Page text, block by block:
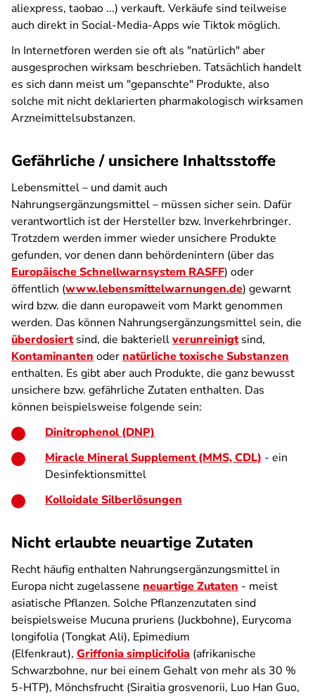
aliexpress, taobao ...) verkauft. Verkäufe sind teilweise
auch direkt in Social-Media-Apps wie Tiktok möglich.
In Internetforen werden sie oft als "natürlich" aber
ausgesprochen wirksam beschrieben. Tatsächlich handelt
es sich dann meist um "gepanschte" Produkte, also
solche mit nicht deklarierten pharmakologisch wirksamen
Arzneimittelsubstanzen.
Gefährliche / unsichere Inhaltsstoffe
Lebensmittel – und damit auch
Nahrungsergänzungsmittel – müssen sicher sein. Dafür
verantwortlich ist der Hersteller bzw. Inverkehrbringer.
Trotzdem werden immer wieder unsichere Produkte
gefunden, vor denen dann behördenintern (über das
Europäische Schnellwarnsystem RASFF) oder
öffentlich (www.lebensmittelwarnungen.de) gewarnt
wird bzw. die dann europaweit vom Markt genommen
werden. Das können Nahrungsergänzungsmittel sein, die
überdosiertsind, die bakteriellverunreinigtsind,
Kontaminanten oder natürliche toxische Substanzen
enthalten. Es gibt aber auch Produkte, die ganz bewusst
unsichere bzw. gefährliche Zutaten enthalten. Das
können beispielsweise folgende sein:
Dinitrophenol (DNP)
Miracle Mineral Supplement (MMS, CDL) - ein
Desinfektionsmittel
Kolloidale Silberlösungen
Nicht erlaubte neuartige Zutaten
Recht häufig enthalten Nahrungsergänzungsmittel in
Europa nicht zugelassene neuartige Zutaten - meist
asiatische Pflanzen. Solche Pflanzenzutaten sind
beispielsweise Mucuna pruriens (Juckbohne), Eurycoma
longifolia (Tongkat Ali), Epimedium
(Elfenkraut), Griffonia simplicifolia (afrikanische
Schwarzbohne, nur bei einem Gehalt von mehr als 30 %
5-HTP), Mönchsfrucht (Siraitia grosvenorii, Luo Han Guo,